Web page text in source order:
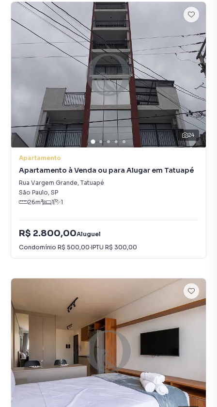
24
Apartamento
Apartamento à Venda ou para Alugar em Tatuapé
Rua Vargem Grande, Tatuapé
São Paulo, SP
26m² 1 1
R$ 2.800,00Aluguel
Condomínio R$ 500,00·IPTU R$ 300,00